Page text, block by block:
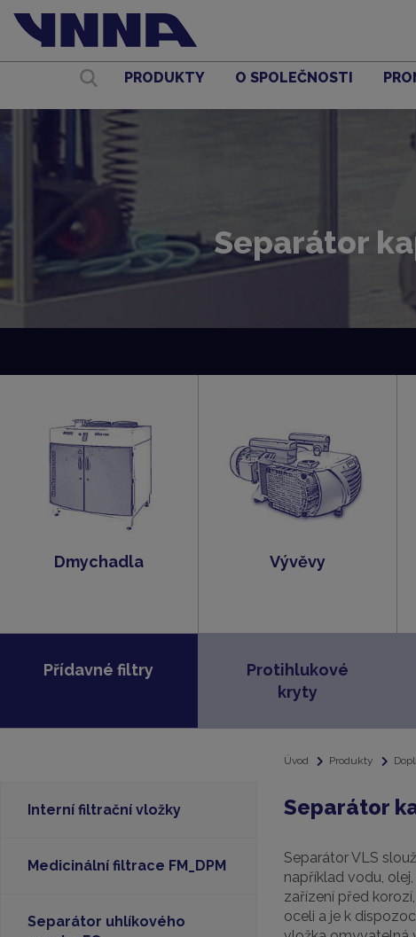
PRODUKTY O SPOLEČNOSTI
Separátor
Dmychadla Vývěvy
Přídavné filtry
Protihlukové
kryty
Úvod Produkty
Separátor
Separátor VLS
například vodu,
zařízení před
oceli a je k
Interní filtrační vložky
Medicinální filtrace FM_DPM
Separátor uhlíkového